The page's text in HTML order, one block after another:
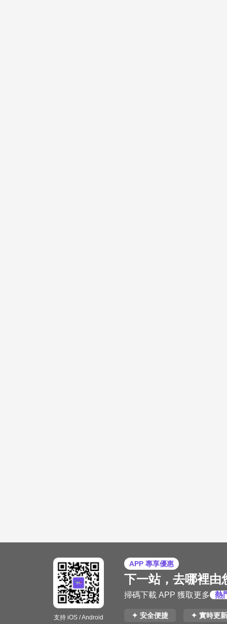
支持 iOS / Android
APP 專享優惠
下一站，去哪裡由
掃碼下載 APP 獲取更多 熱
✦ 安全便捷 ✦ 實時更新